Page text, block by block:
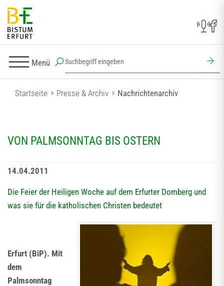
Menü
Startseite Presse & Archiv Nachrichtenarchiv
VON PALMSONNTAG BIS OSTERN
14.04.2011
Die Feier der Heiligen Woche auf dem Erfurter Domberg und
was sie für die katholischen Christen bedeutet
Erfurt (BiP). Mit
dem
Palmsonntag